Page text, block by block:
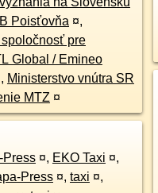
Poisťovňa ¤,
pre
Global / Emineo
, Ministerstvo vnútra SR
MTZ ¤
Press ¤, EKO Taxi ¤,
Press ¤, taxi ¤,